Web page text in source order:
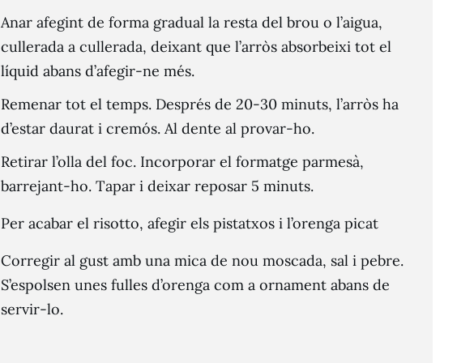
Anar afegint de forma gradual la resta del brou o l’aigua,
cullerada a cullerada, deixant que l’arròs absorbeixi tot el
líquid abans d’afegir-ne més.
Remenar tot el temps. Després de 20-30 minuts, l’arròs ha
d’estar daurat i cremós. Al dente al provar-ho.
Retirar l’olla del foc. Incorporar el formatge parmesà,
barrejant-ho. Tapar i deixar reposar 5 minuts.
Per acabar el risotto, afegir els pistatxos i l’orenga picat
Corregir al gust amb una mica de nou moscada, sal i pebre.
S’espolsen unes fulles d’orenga com a ornament abans de
servir-lo.